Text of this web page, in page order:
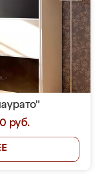
руб.